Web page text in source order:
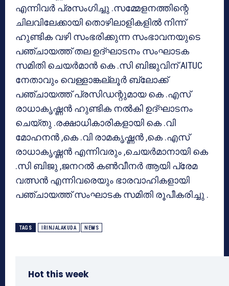
എന്നിവര്‍ പ്രസംഗിച്ചു .സമ്മേളനത്തിന്റെ
ചിലവിലേക്കായി തൊഴിലാളികളില്‍ നിന്ന്
ഹുണ്ടിക വഴി സംഭരിക്കുന്ന സംഭാവനയുടെ
പഞ്ചായത്ത് തല ഉദ്ഘാടനം സംഘാടക
സമിതി ചെയര്‍മാന്‍ കെ .സി ബിജുവിന് AITUC
നേതാവും വെള്ളാങ്കല്ലൂര്‍ ബ്ലോക്ക്
പഞ്ചായത്ത് പ്രസിഡന്റുമായ കെ .എസ്
രാധാകൃഷ്ണന്‍ ഹുണ്ടിക നല്‍കി ഉദ്ഘാടനം
ചെയ്തു .രക്ഷാധികാരികളായി കെ .വി
മോഹനന്‍ ,കെ .വി രാമകൃഷ്ണന്‍ ,കെ .എസ്
രാധാകൃഷ്ണന്‍ എന്നിവരും ,ചെയര്‍മാനായി കെ
.സി ബിജു ,ജനറല്‍ കണ്‍വീനര്‍ ആയി പ്രേമ
വത്സന്‍ എന്നിവരെയും ഭാരവാഹികളായി
പഞ്ചായത്ത് സംഘാടക സമിതി രൂപീകരിച്ചു .
TAGS IRINJALAKUDA NEWS
Hot this week